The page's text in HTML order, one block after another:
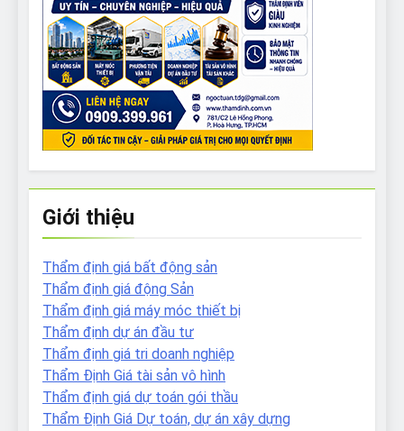
Giới thiệu
Thẩm định giá bất động sản
Thẩm định giá động Sản
Thẩm định giá máy móc thiết bị
Thẩm định dự án đầu tư
Thẩm định giá tri doanh nghiệp
Thẩm Định Giá tài sản vô hình
Thẩm định giá dự toán gói thầu
Thẩm Định Giá Dự toán, dự án xây dựng